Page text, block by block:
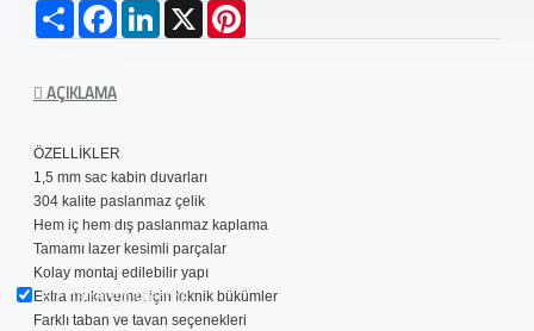
Bir daha gösterme.
Kolay montaj edilebilir yapı
Talep doğrultusunda yapılan özel uygulamalar
"Ürün görselleri temsilidir. Spot lambaları ürüne dahil değildir."
PaylaşFacebookLinkedIn
X
AÇIKLAMA
ÖZELLİKLER
1,5 mm sac kabin duvarları
304 kalite paslanmaz çelik
Hem iç hem dış paslanmaz kaplama
Tamamı lazer kesimli parçalar
Kolay montaj edilebilir yapı
Extra mukavemet için teknik bükümler
Farklı taban ve tavan seçenekleri